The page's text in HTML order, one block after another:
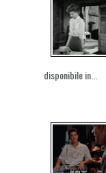
disponibile in...